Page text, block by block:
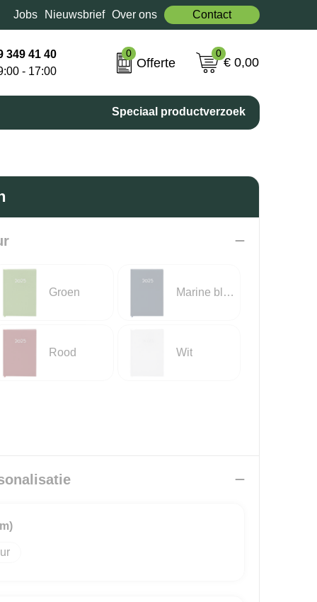
Jobs Nieuwsbrief Over ons Contact
349 41 40
- 17:00
0
Offerte
0
€ 0,00
Speciaal productverzoek
Groen Marine blauw
Rood Wit